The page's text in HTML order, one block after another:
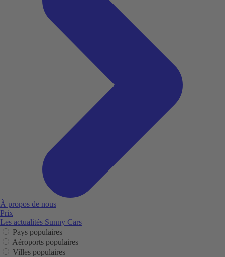
À propos de nous
Prix
Les actualités Sunny Cars
Pays populaires
Aéroports populaires
Villes populaires